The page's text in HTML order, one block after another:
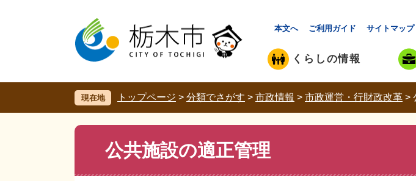
で
ば
本文へ ご利用ガイド サイトマップ
くらしの情報
現在地 トップページ > 分類でさがす > 市政情報 > 市政運営・行財政改革 >
公共施設の適正管理